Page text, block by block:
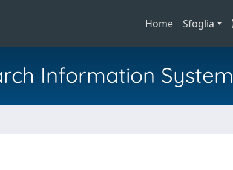
Home Sfoglia
Information System